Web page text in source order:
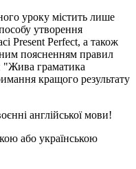
уроку містить лише
утворення
Present Perfect, а також
поясненням правил
"Жива граматика
кращого результату
англійської мови!
або українською